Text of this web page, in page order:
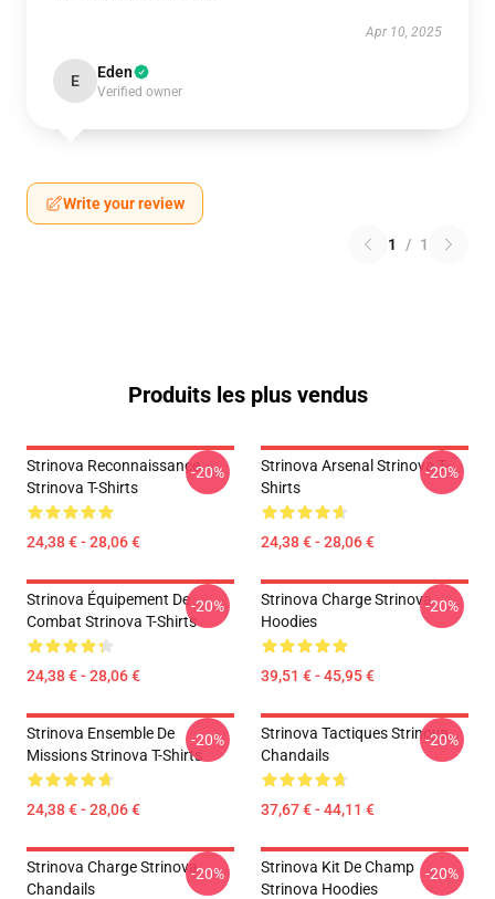
Apr 10, 2025
E Eden
Verified owner
Write your review
1 / 1
Produits les plus vendus
Strinova Reconnaissance
Strinova T-Shirts
24,38 € - 28,06 €
-20%
Strinova Arsenal Strinova T-
Shirts
24,38 € - 28,06 €
-20%
Strinova Équipement De
Combat Strinova T-Shirts
24,38 € - 28,06 €
-20%
Strinova Charge Strinova
Hoodies
39,51 € - 45,95 €
-20%
Strinova Ensemble De
Missions Strinova T-Shirts
24,38 € - 28,06 €
-20%
Strinova Tactiques Strinova
Chandails
37,67 € - 44,11 €
-20%
Strinova Charge Strinova
Chandails
-20%
Strinova Kit De Champ
Strinova Hoodies
-20%